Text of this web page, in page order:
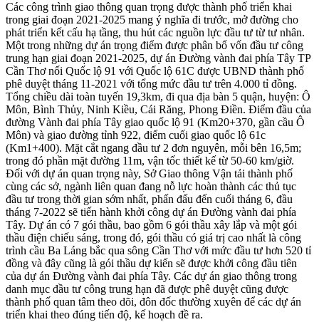
Các công trình giao thông quan trọng được thành phố triển khai
trong giai đoạn 2021-2025 mang ý nghĩa đi trước, mở đường cho
phát triển kết cấu hạ tầng, thu hút các nguồn lực đầu tư từ tư nhân.
Một trong những dự án trọng điểm được phân bổ vốn đầu tư công
trung hạn giai đoạn 2021-2025, dự án Đường vành đai phía Tây TP
Cần Thơ nối Quốc lộ 91 với Quốc lộ 61C được UBND thành phố
phê duyệt tháng 11-2021 với tổng mức đầu tư trên 4.000 tỉ đồng.
Tổng chiều dài toàn tuyến 19,3km, đi qua địa bàn 5 quận, huyện: Ô
Môn, Bình Thủy, Ninh Kiều, Cái Răng, Phong Điền. Điểm đầu của
đường Vành đai phía Tây giao quốc lộ 91 (Km20+370, gần cầu Ô
Môn) và giao đường tỉnh 922, điểm cuối giao quốc lộ 61c
(Km1+400). Mặt cắt ngang đầu tư 2 đơn nguyên, mỗi bên 16,5m;
trong đó phần mặt đường 11m, vận tốc thiết kế từ 50-60 km/giờ.
Đối với dự án quan trọng này, Sở Giao thông Vận tải thành phố
cùng các sở, ngành liên quan đang nỗ lực hoàn thành các thủ tục
đầu tư trong thời gian sớm nhất, phấn đấu đến cuối tháng 6, đầu
tháng 7-2022 sẽ tiến hành khởi công dự án Đường vành đai phía
Tây. Dự án có 7 gói thầu, bao gồm 6 gói thầu xây lắp và một gói
thầu điện chiếu sáng, trong đó, gói thầu có giá trị cao nhất là công
trình cầu Ba Láng bắc qua sông Cần Thơ với mức đầu tư hơn 520 tỉ
đồng và đây cũng là gói thầu dự kiến sẽ được khởi công đầu tiên
của dự án Đường vành đai phía Tây. Các dự án giao thông trong
danh mục đầu tư công trung hạn đã được phê duyệt cũng được
thành phố quan tâm theo dõi, đôn đốc thường xuyên để các dự án
triển khai theo đúng tiến độ, kế hoạch đề ra.